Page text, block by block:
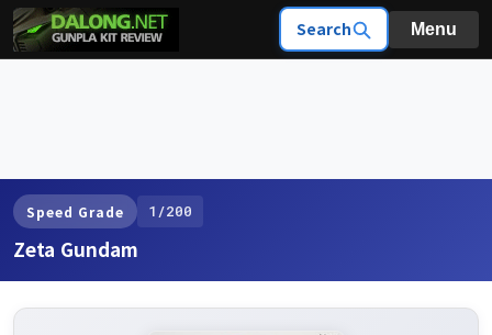
Search Menu
Speed Grade 1/200
Zeta Gundam